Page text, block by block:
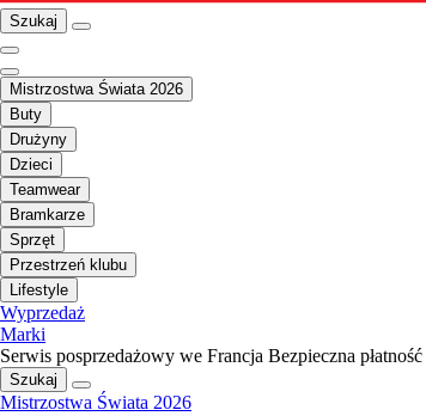
Szukaj
Mistrzostwa Świata 2026
Buty
Drużyny
Dzieci
Teamwear
Bramkarze
Sprzęt
Przestrzeń klubu
Lifestyle
Wyprzedaż
Marki
Serwis posprzedażowy we Francja Bezpieczna płatność
Szukaj
Mistrzostwa Świata 2026